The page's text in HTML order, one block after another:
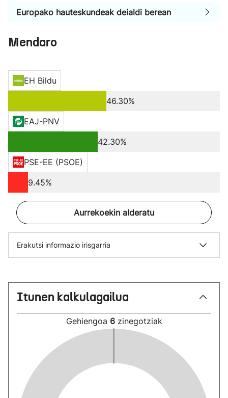
Europako hauteskundeak deialdi berean
Mendaro
EH Bildu
46.30%
EAJ-PNV
42.30%
PSE-EE (PSOE)
9.45%
Aurrekoekin alderatu
Erakutsi informazio irisgarria
Itunen kalkulagailua
Gehiengoa 6 zinegotziak